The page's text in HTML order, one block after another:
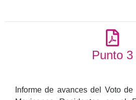
Punto 3
Informe de avances del Voto